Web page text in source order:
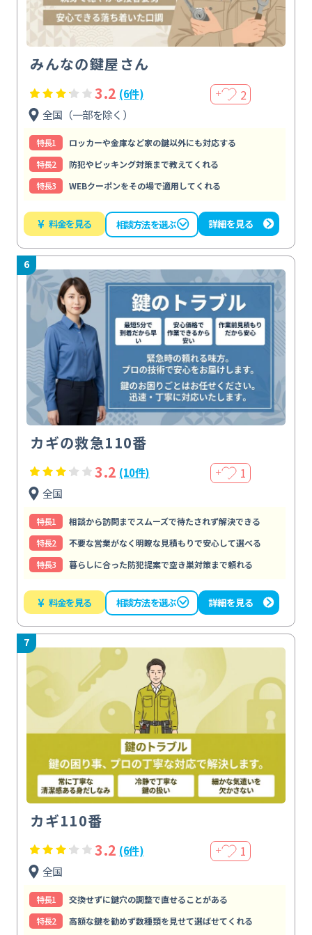
みんなの鍵屋さん
3.2 (6件) ＋ 2
全国（一部を除く）
特⻑1
ロッカーや金庫など家の鍵以外にも対応する
特⻑2
防犯やピッキング対策まで教えてくれる
特⻑3
WEBクーポンをその場で適用してくれる
¥ 料金を見る 相談方法を選ぶ 詳細を見る
6
カギの救急110番
3.2 (10件) ＋ 1
全国
特⻑1
相談から訪問までスムーズで待たされず解決できる
特⻑2
不要な営業がなく明瞭な見積もりで安心して選べる
特⻑3
暮らしに合った防犯提案で空き巣対策まで頼れる
¥ 料金を見る 相談方法を選ぶ 詳細を見る
7
カギ110番
3.2 (6件) ＋ 1
全国
特⻑1
交換せずに鍵穴の調整で直せることがある
特⻑2
高額な鍵を勧めず数種類を見せて選ばせてくれる